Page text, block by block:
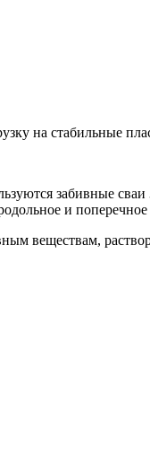
на стабильные
забивные
и
веществам,